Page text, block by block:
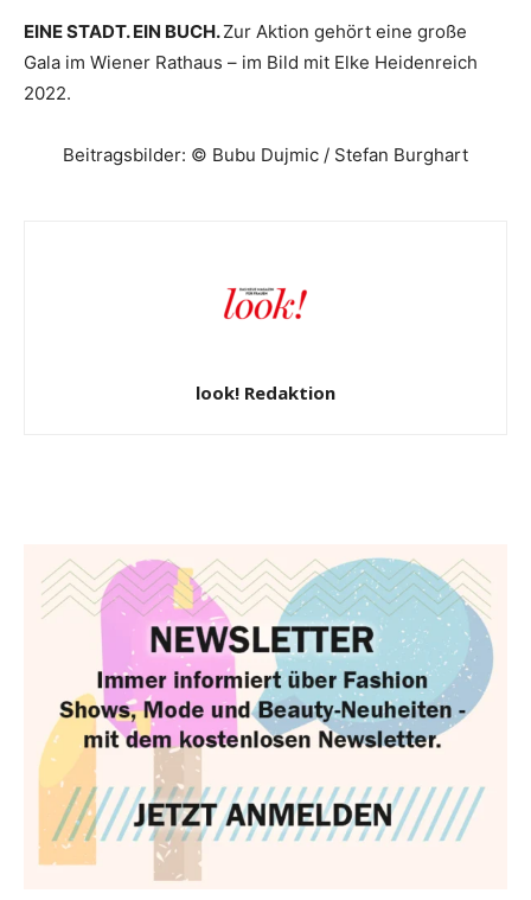
EINE STADT. EIN BUCH.Zur Aktion gehört eine große
Gala im Wiener Rathaus – im Bild mit Elke Heidenreich
2022.
Beitragsbilder: © Bubu Dujmic / Stefan Burghart
look! Redaktion